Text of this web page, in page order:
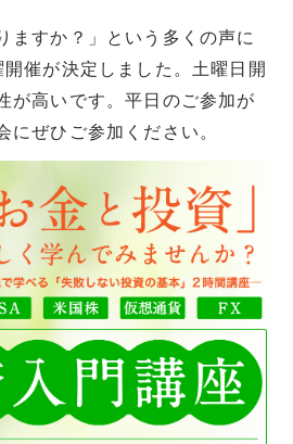
ますか？」という多くの声に
催が決定しました。土曜日開
が高いです。平日のご参加が
ぜひご参加ください。